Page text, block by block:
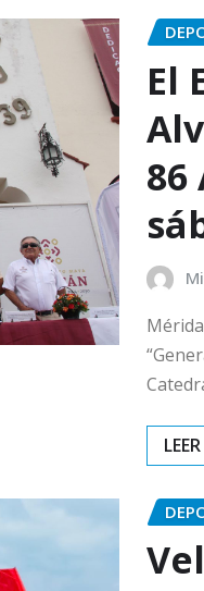
El
86